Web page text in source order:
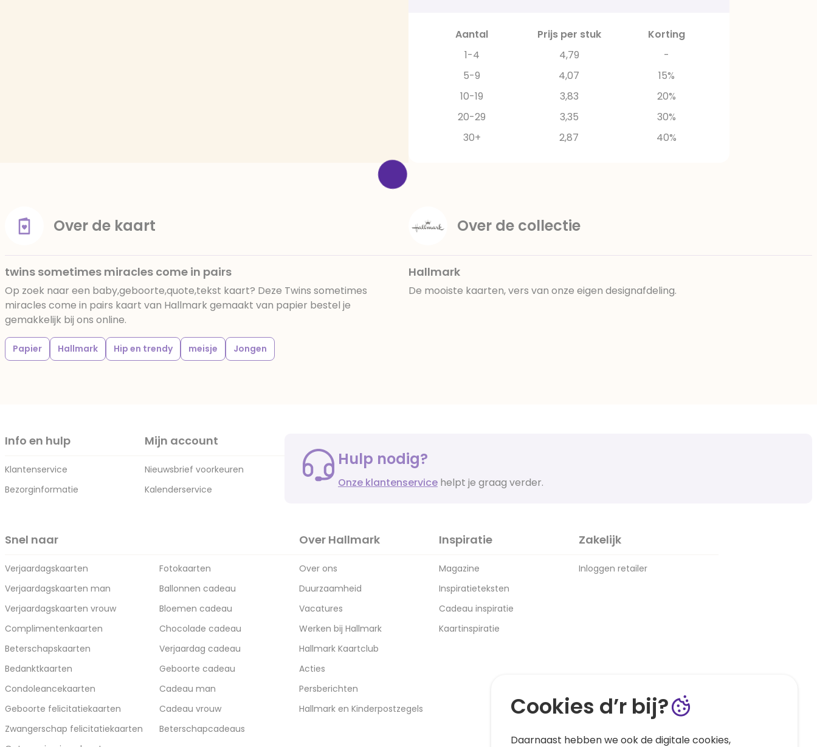
Aantal Prijs per stuk
Korting
1-4
4,79
-
5-9
4,07
15%
10-19
3,83
20%
20-29
3,35
30%
30+
2,87 40%
Over de kaart
twins sometimes miracles come in pairs
Op zoek naar een baby,geboorte,quote,tekst kaart? Deze Twins sometimes
miracles come in pairs kaart van Hallmark gemaakt van papier bestel je
gemakkelijk bij ons online.
Papier Hallmark Hip en trendy meisje Jongen
Over de collectie
Hallmark
De mooiste kaarten, vers van onze eigen designafdeling.
Info en hulp
Klantenservice
Bezorginformatie
Mijn account
Nieuwsbrief voorkeuren
Kalenderservice
Hulp nodig?
Onze klantenservice helpt je graag verder.
Snel naar
Verjaardagskaarten
Verjaardagskaarten man
Verjaardagskaarten vrouw
Complimentenkaarten
Beterschapskaarten
Bedanktkaarten
Condoleancekaarten
Geboorte felicitatiekaarten
Zwangerschap felicitatiekaarten
Fotokaarten
Ballonnen cadeau
Bloemen cadeau
Chocolade cadeau
Verjaardag cadeau
Geboorte cadeau
Cadeau man
Cadeau vrouw
Beterschapcadeaus
Over Hallmark
Over ons
Duurzaamheid
Vacatures
Werken bij Hallmark
Hallmark Kaartclub
Acties
Persberichten
Hallmark en Kinderpostzegels
Inspiratie
Magazine
Inspiratieteksten
Cadeau inspiratie
Kaartinspiratie
Zakelijk
Inloggen retailer
Cookies d’r bij?
Daarnaast hebben we ook de digitale cookies,